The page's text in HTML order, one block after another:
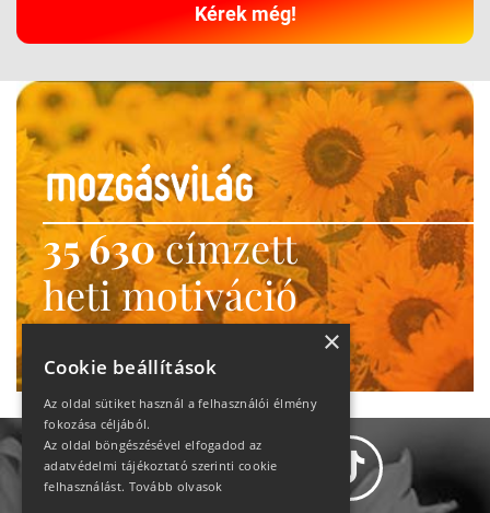
Kérek még!
35 630címzett
heti motiváció
Ne maradj le!
×
Cookie beállítások
Az oldal sütiket használ a felhasználói élmény
fokozása céljából.
Az oldal böngészésével elfogadod az
adatvédelmi tájékoztató szerinti cookie
felhasználást. Tovább olvasok